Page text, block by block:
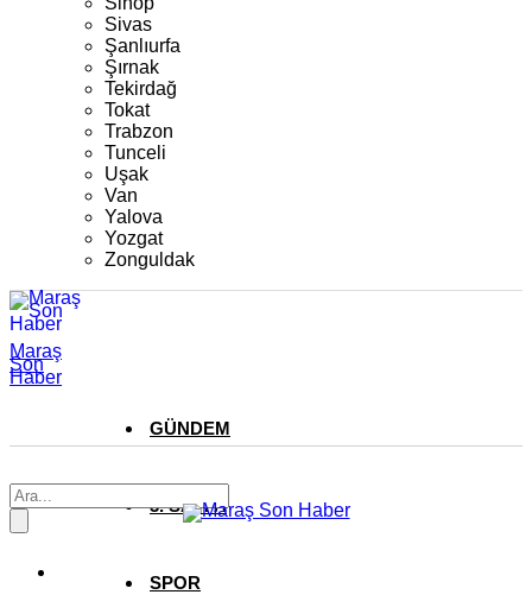
Sivas
Şanlıurfa
Şırnak
Tekirdağ
Tokat
Trabzon
Tunceli
Uşak
Van
Yalova
Yozgat
Zonguldak
Maraş
Son
Haber
GÜNDEM
3. SAYFA
SPOR